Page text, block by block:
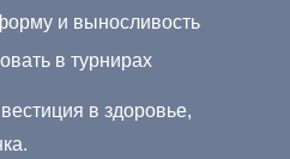
и выносливость
в турнирах
в здоровье,